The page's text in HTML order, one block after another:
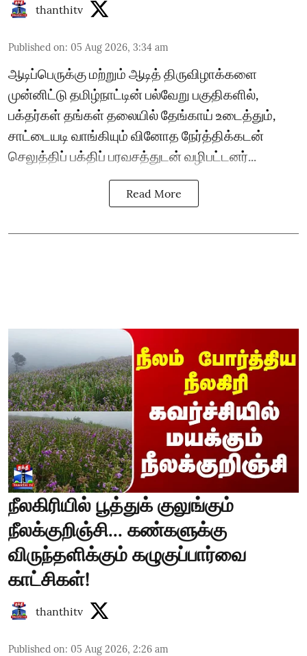
thanthitv
Published on: 05 Aug 2026, 3:34 am
ஆடிப்பெருக்கு மற்றும் ஆடித் திருவிழாக்களை
முன்னிட்டு தமிழ்நாட்டின் பல்வேறு பகுதிகளில்,
பக்தர்கள் தங்கள் தலையில் தேங்காய் உடைத்தும்,
சாட்டையடி வாங்கியும் வினோத நேர்த்திக்கடன்
செலுத்திப் பக்திப் பரவசத்துடன் வழிபட்டனர்...
Read More
நீலகிரியில் பூத்துக் குலுங்கும்
நீலக்குறிஞ்சி... கண்களுக்கு
விருந்தளிக்கும் கழுகுப்பார்வை
காட்சிகள்!
thanthitv
Published on: 05 Aug 2026, 2:26 am